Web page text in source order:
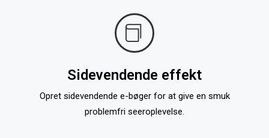
Sidevendende effekt
Opret sidevendende e-bøger for at give en smuk
problemfri seeroplevelse.